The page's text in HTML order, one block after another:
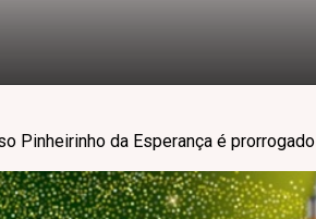
Pinheirinho da Esperança é